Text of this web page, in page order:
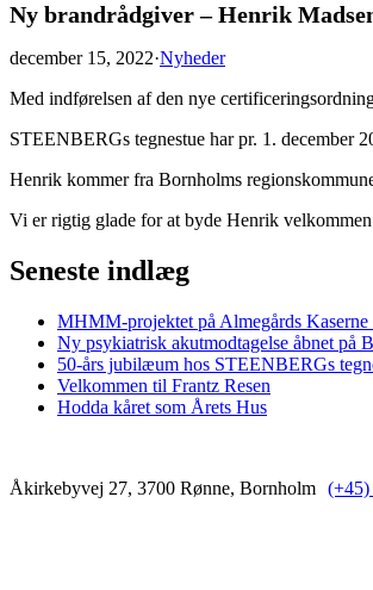
Ny brandrådgiver – Henrik
december 15, 2022·Nyheder
Med indførelsen af den nye
STEENBERGs tegnestue har pr. 1. december
Henrik kommer fra Bornholms
Vi er rigtig glade for at byde Henrik
Seneste indlæg
MHMM-projektet på Almegårds Kaserne
Ny psykiatrisk akutmodtagelse åbnet på
50-års jubilæum hos STEENBERGs
Velkommen til Frantz Resen
Hodda kåret som Årets Hus
Åkirkebyvej 27, 3700 Rønne, Bornholm (+45)